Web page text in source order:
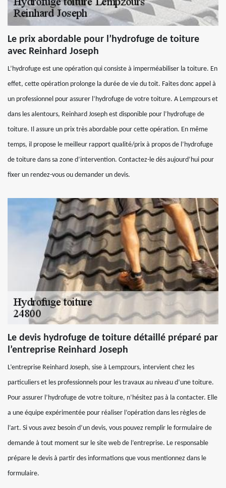
Le prix abordable pour l’hydrofuge de toiture
avec Reinhard Joseph
L’hydrofuge est une opération qui consiste à imperméabiliser la toiture. En
effet, cette opération prolonge la durée de vie du toit. Faites donc appel à
un professionnel pour assurer l’hydrofuge de votre toiture. A Lempzours et
dans les alentours, Reinhard Joseph est disponible pour l’hydrofuge de
toiture. Il assure un prix très abordable pour cette opération. En même
temps, il propose le meilleur rapport qualité/prix à propos de l’hydrofuge
de toiture dans sa zone d’intervention. Contactez-le dès aujourd’hui pour
fixer un rendez-vous ou demander un devis.
Le devis hydrofuge de toiture détaillé préparé par
l’entreprise Reinhard Joseph
L’entreprise Reinhard Joseph, sise à Lempzours, intervient chez les
particuliers et les professionnels pour les travaux au niveau d’une toiture.
Pour assurer l’hydrofuge de votre toiture, n’hésitez pas à la contacter. Elle
a une équipe expérimentée pour réaliser l’opération dans les règles de
l’art. Si vous avez besoin d’un devis, vous pouvez remplir le formulaire de
demande à tout moment sur le site web de l’entreprise. Le responsable
prépare le devis à partir des informations que vous mentionnez dans le
formulaire.